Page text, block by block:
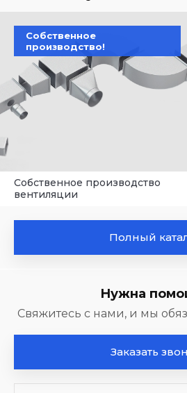
Собственное
производство!
Собственное производство
вентиляции
Полный
Нужна
Свяжитесь с нами, и мы
Заказать